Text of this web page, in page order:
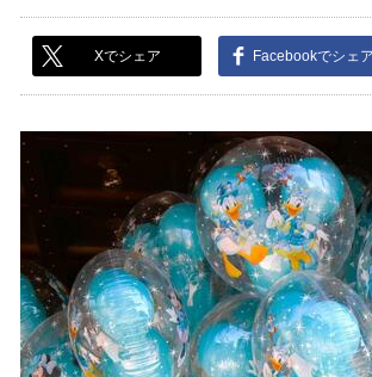
Xでシェア Facebookでシェア